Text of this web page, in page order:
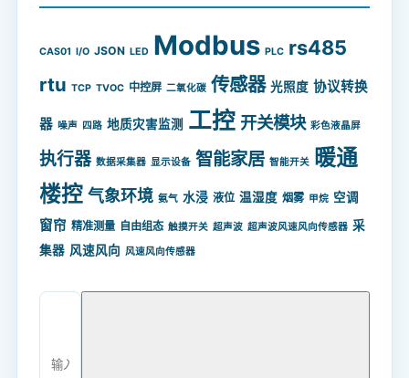
CAS01 I/O JSON LED Modbus PLC rs485
rtu TCP TVOC 中控屏 二氧化碳 传感器 光照度 协议转换
器 噪声 四路 地质灾害监测 工控 开关模块 彩色液晶屏
执行器 数据采集器 显示设备 智能家居 智能开关 暖通
楼控 气象环境 氨气 水浸 液位 温湿度 烟雾 甲烷 空调
窗帘 精准测量 自由组态 触摸开关 超声波 超声波风速风向传感器 采
集器 风速风向 风速风向传感器